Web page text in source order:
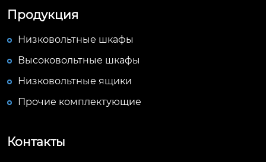
Продукция
Низковольтные шкафы
Высоковольтные шкафы
Низковольтные ящики
Прочие комплектующие
Контакты